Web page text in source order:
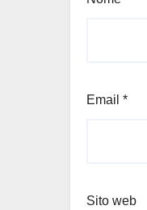
Email *
Sito web